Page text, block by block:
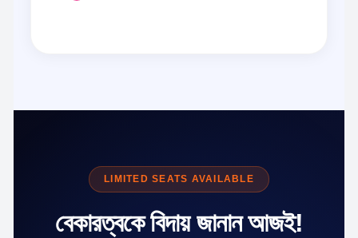
LIMITED SEATS AVAILABLE
বেকারত্বকে বিদায় জানান আজই!